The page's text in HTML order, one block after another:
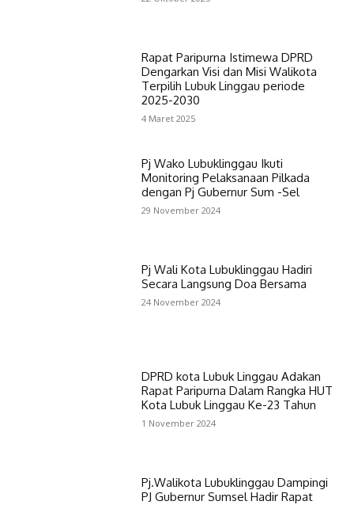
Rapat Paripurna Istimewa DPRD
Dengarkan Visi dan Misi Walikota
Terpilih Lubuk Linggau periode
2025-2030
4 Maret 2025
Pj Wako Lubuklinggau Ikuti
Monitoring Pelaksanaan Pilkada
dengan Pj Gubernur Sum -Sel
29 November 2024
Pj Wali Kota Lubuklinggau Hadiri
Secara Langsung Doa Bersama
24 November 2024
DPRD kota Lubuk Linggau Adakan
Rapat Paripurna Dalam Rangka HUT
Kota Lubuk Linggau Ke-23 Tahun
1 November 2024
Pj.Walikota Lubuklinggau Dampingi
PJ Gubernur Sumsel Hadir Rapat